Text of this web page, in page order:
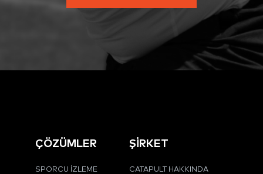
ÇÖZÜMLER
SPORCU İZLEME
ŞİRKET
CATAPULT HAKKINDA